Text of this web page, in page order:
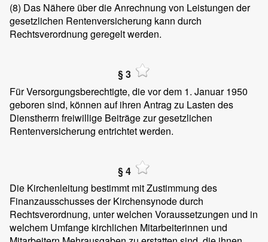
(8) Das Nähere über die Anrechnung von Leistungen der
gesetzlichen Rentenversicherung kann durch
Rechtsverordnung geregelt werden.
§ 3
Für Versorgungsberechtigte, die vor dem 1. Januar 1950
geboren sind, können auf ihren Antrag zu Lasten des
Dienstherrn freiwillige Beiträge zur gesetzlichen
Rentenversicherung entrichtet werden.
§ 4
Die Kirchenleitung bestimmt mit Zustimmung des
Finanzausschusses der Kirchensynode durch
Rechtsverordnung, unter welchen Voraussetzungen und in
welchem Umfange kirchlichen Mitarbeiterinnen und